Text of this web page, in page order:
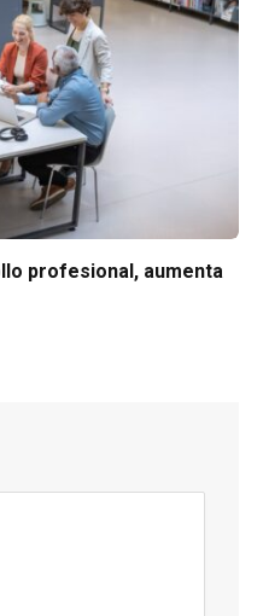
profesional, aumenta